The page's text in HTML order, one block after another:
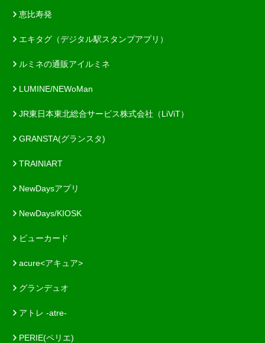
恵比寿発
エキタグ（デジタル駅スタンプアプリ）
ルミネの通販アイルミネ
LUMINE/NEWoMan
JR東日本東北総合サービス株式会社（LiViT）
GRANSTA(グランスタ)
TRAINIART
NewDaysアプリ
NewDays/KIOSK
ビューカード
acure<アキュア>
グランデュオ
アトレ -atre-
PERIE(ペリエ)